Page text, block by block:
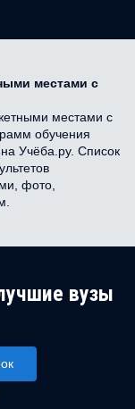
местами с
местами с
обучения
Учёба.ру. Список
фото,
вузы